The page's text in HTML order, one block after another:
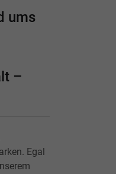
ums
–
Egal